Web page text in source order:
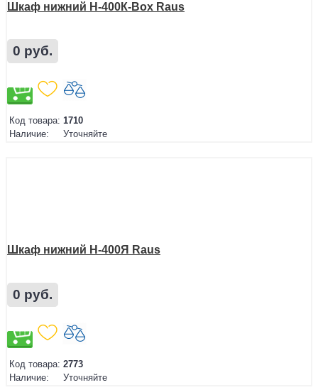
Шкаф нижний Н-400К-Box Raus
0 руб.
Код товара: 1710
Наличие:
Уточняйте
Шкаф нижний Н-400Я Raus
0 руб.
Код товара: 2773
Наличие:
Уточняйте